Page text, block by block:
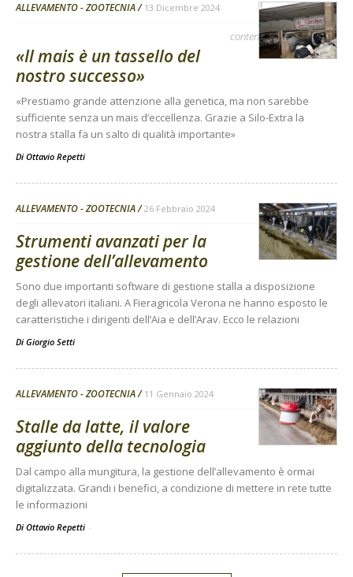
ALLEVAMENTO - ZOOTECNIA 13 Dicembre 2024
contenuto sponsorizzato
«Il mais è un tassello del
nostro successo»
«Prestiamo grande attenzione alla genetica, ma non sarebbe
sufficiente senza un mais d’eccellenza. Grazie a Silo-Extra la
nostra stalla fa un salto di qualità importante»
Di Ottavio Repetti
ALLEVAMENTO - ZOOTECNIA 26 Febbraio 2024
Strumenti avanzati per la
gestione dell’allevamento
Sono due importanti software di gestione stalla a disposizione
degli allevatori italiani. A Fieragricola Verona ne hanno esposto le
caratteristiche i dirigenti dell’Aia e dell’Arav. Ecco le relazioni
Di Giorgio Setti
ALLEVAMENTO - ZOOTECNIA 11 Gennaio 2024
Stalle da latte, il valore
aggiunto della tecnologia
Dal campo alla mungitura, la gestione dell’allevamento è ormai
digitalizzata. Grandi i benefici, a condizione di mettere in rete tutte
le informazioni
Di Ottavio Repetti -